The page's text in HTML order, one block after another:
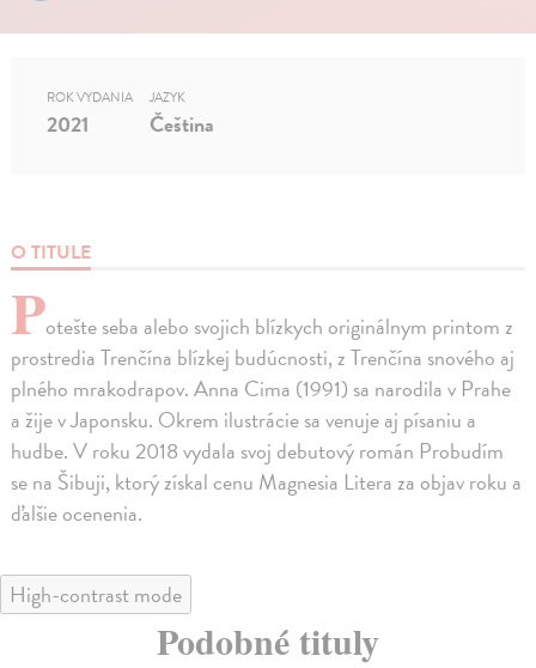
O TITULE
Potešte seba alebo svojich blízkych originálnym printom z
prostredia Trenčína blízkej budúcnosti, z Trenčína snového aj
plného mrakodrapov. Anna Cima (1991) sa narodila v Prahe
a žije v Japonsku. Okrem ilustrácie sa venuje aj písaniu a
hudbe. V roku 2018 vydala svoj debutový román Probudím
se na Šibuji, ktorý získal cenu Magnesia Litera za objav roku a
ďalšie ocenenia.
ROK VYDANIA
2021
JAZYK
Čeština
High-contrast mode
Podobné tituly